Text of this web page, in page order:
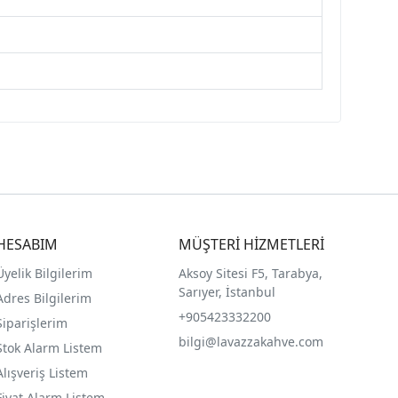
Bilgilerim
Bilgilerim
Alarm Listem
Listem
MÜŞTERİ HİZMETLERİ
Aksoy Sitesi F5, Tarabya,
Sarıyer, İstanbul
+905423332200
bilgi@lavazzakahve.com